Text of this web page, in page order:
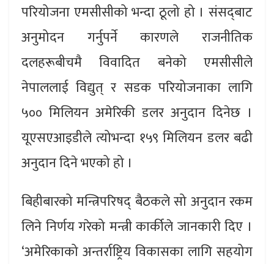
परियोजना एमसीसीको भन्दा ठूलो हो । संसद्‌बाट
अनुमोदन गर्नुपर्ने कारणले राजनीतिक
दलहरूबीचमै विवादित बनेको एमसीसीले
नेपाललाई विद्युत् र सडक परियोजनाका लागि
५०० मिलियन अमेरिकी डलर अनुदान दिनेछ ।
यूएसएआइडीले त्योभन्दा १५९ मिलियन डलर बढी
अनुदान दिने भएको हो ।
बिहीबारको मन्त्रिपरिषद् बैठकले सो अनुदान रकम
लिने निर्णय गरेको मन्त्री कार्कीले जानकारी दिए ।
‘अमेरिकाको अन्तर्राष्ट्रिय विकासका लागि सहयोग